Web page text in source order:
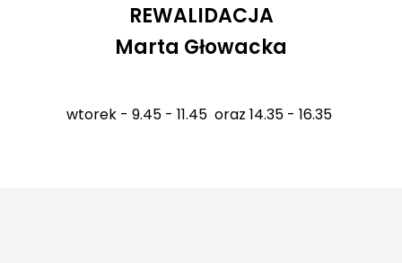
REWALIDACJA
Marta Głowacka
wtorek - 9.45 - 11.45 oraz 14.35 - 16.35